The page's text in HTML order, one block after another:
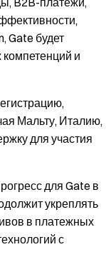
Gate будет
и
Мальту, Италию,
для участия
для Gate в
укреплять
в платежных
с